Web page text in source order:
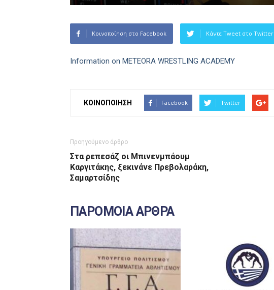
Κοινοποίηση στο Facebook Κάντε Tweet στο Twitter
Information on METEORA WRESTLING ACADEMY
ΚΟΙΝΟΠΟΙΗΣΗ Facebook Twitter
Προηγούμενο άρθρο
Στα ρεπεσάζ οι Μπινενμπάουμ
Καργιτάκης, ξεκινάνε Πρεβολαράκη,
Σαμαρτσίδης
ΠΑΡΟΜΟΙΑ ΑΡΘΡΑ